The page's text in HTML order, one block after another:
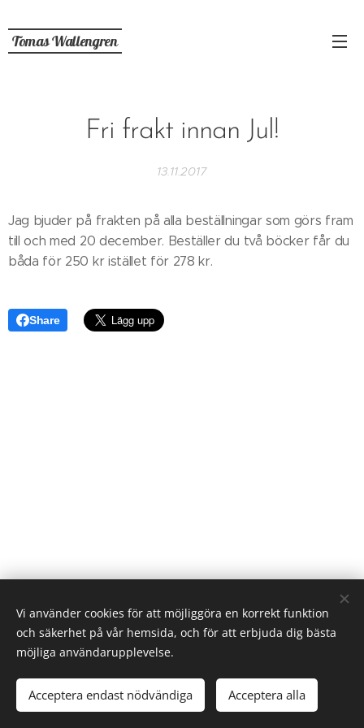
TomasWallengren
Fri frakt innan Jul!
13.11.2017
Jag bjuder på frakten på alla beställningar som görs fram
till och med 20 december. Beställer du två böcker får du
båda för 250 kr istället för 278 kr.
Share
© 2016 Worlds Collide. Alla rättigheter reserverade.
Skapad medWebnode Cookies
Vi använder cookies för att möjliggöra en korrekt funktion
och säkerhet på vår hemsida, och för att erbjuda dig bästa
möjliga användarupplevelse.
Acceptera endast nödvändiga Acceptera alla